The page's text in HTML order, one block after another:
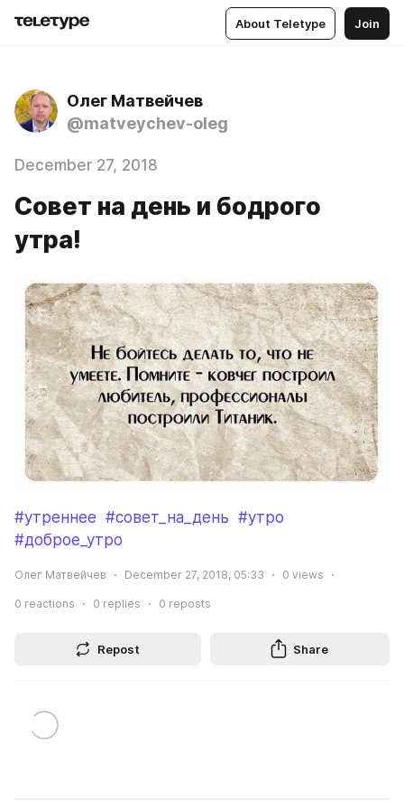
About Teletype Join
Олег Матвейчев
@matveychev-oleg
December 27, 2018
Совет на день и бодрого
утра!
#утреннее #совет_на_день #утро
#доброе_утро
Олег Матвейчев December 27, 2018, 05:33 0 views
0 reactions 0 replies 0 reposts
Repost Share